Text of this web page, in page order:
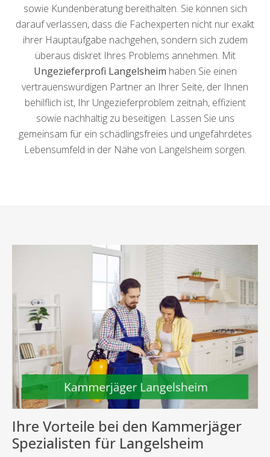
sowie Kundenberatung bereithalten. Sie können sich
darauf verlassen, dass die Fachexperten nicht nur exakt
ihrer Hauptaufgabe nachgehen, sondern sich zudem
überaus diskret Ihres Problems annehmen. Mit
Ungezieferprofi Langelsheim haben Sie einen
vertrauenswürdigen Partner an Ihrer Seite, der Ihnen
behilflich ist, Ihr Ungezieferproblem zeitnah, effizient
sowie nachhaltig zu beseitigen. Lassen Sie uns
gemeinsam für ein schädlingsfreies und ungefährdetes
Lebensumfeld in der Nähe von Langelsheim sorgen.
Ihre Vorteile bei den Kammerjäger
Spezialisten für Langelsheim